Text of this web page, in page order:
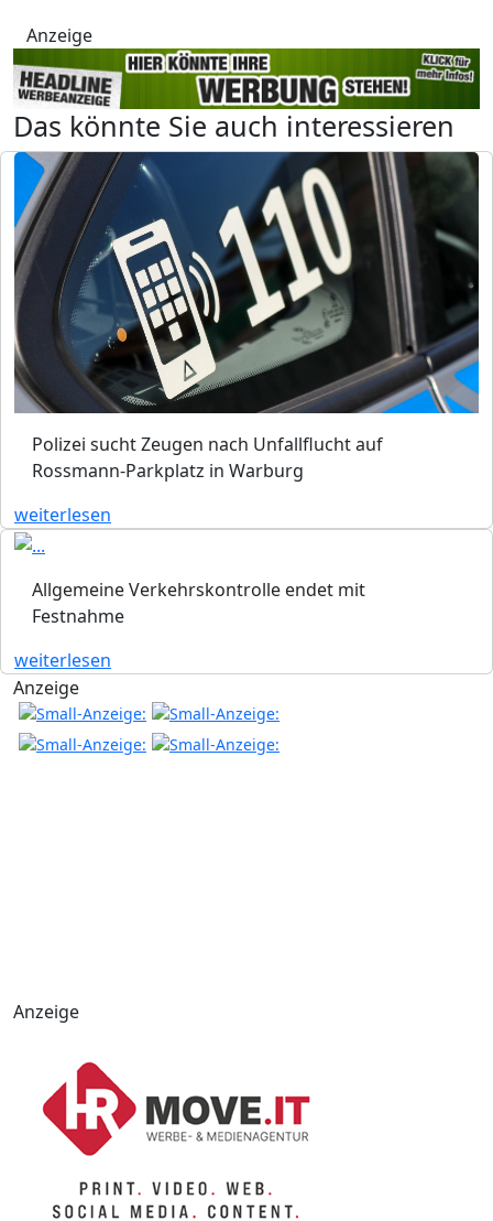
Anzeige
Das könnte Sie auch interessieren
Polizei sucht Zeugen nach Unfallflucht auf
Rossmann-Parkplatz in Warburg
weiterlesen
Allgemeine Verkehrskontrolle endet mit
Festnahme
weiterlesen
Anzeige
Anzeige